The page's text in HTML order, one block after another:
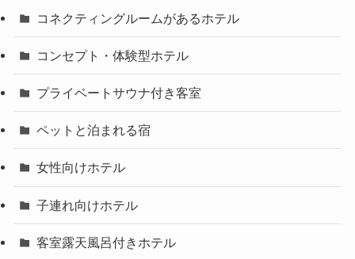
コネクティングルームがあるホテル
コンセプト・体験型ホテル
プライベートサウナ付き客室
ペットと泊まれる宿
女性向けホテル
子連れ向けホテル
客室露天風呂付きホテル